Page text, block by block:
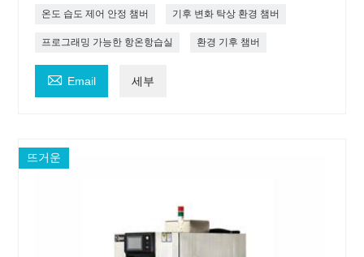
온도 습도 제어 안정 챔버 기후 변화 탁상 환경 챔버
프로그래밍 가능한 항온항습실 환경 기후 챔버
 Email 세부
뜨거운